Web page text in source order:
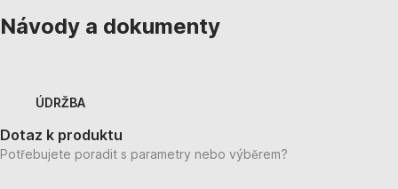
Návody a dokumenty
ÚDRŽBA
Dotaz k produktu
Potřebujete poradit s parametry nebo výběrem?